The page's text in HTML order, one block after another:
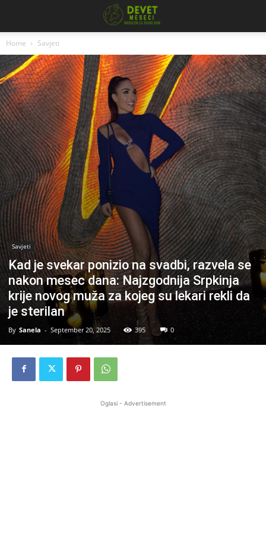
Home Savjeti
Savjeti
Kad je svekar ponizio na svadbi, razvela se
nakon mesec dana: Najzgodnija Srpkinja
krije novog muža za kojeg su lekari rekli da
je sterilan
By Sanela - September 20, 2025 395 0
Oglasi - Advertisement